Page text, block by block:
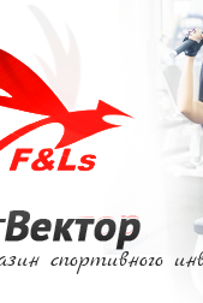
спортивного